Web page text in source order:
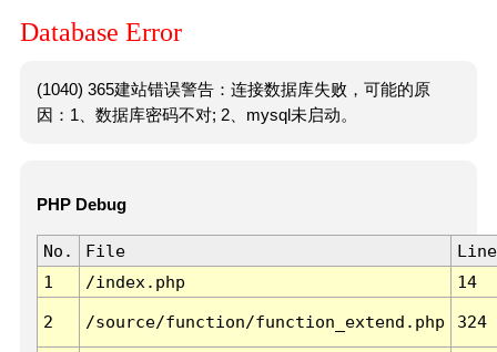
Database Error
(1040) 365建站错误警告：连接数据库失败，可能的原
因：1、数据库密码不对; 2、mysql未启动。
PHP Debug
No. File
Line
1
/index.php 14
2 /source/function/function_extend.php 324